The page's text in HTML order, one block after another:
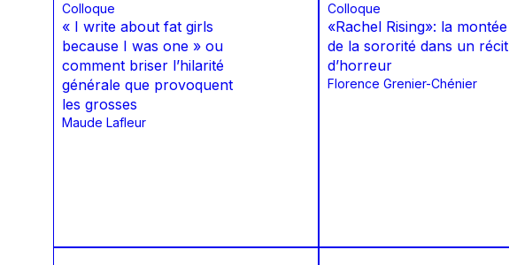
Colloque
« I write about fat girls
because I was one » ou
comment briser l’hilarité
générale que provoquent
les grosses
Maude Lafleur
Colloque
«Rachel Rising»: la montée
de la sororité dans un récit
d’horreur
Florence Grenier-Chénier